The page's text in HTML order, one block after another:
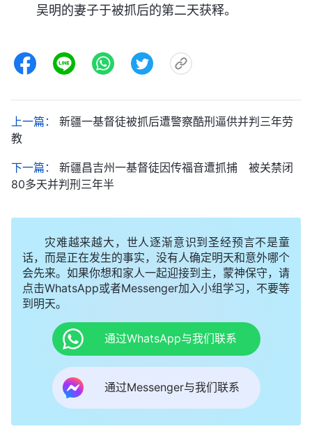
吴明的妻子于被抓后的第二天获释。
上一篇： 新疆一基督徒被抓后遭警察酷刑逼供并判三年劳
教
下一篇： 新疆昌吉州一基督徒因传福音遭抓捕 被关禁闭
80多天并判刑三年半
灾难越来越大，世人逐渐意识到圣经预言不是童
话，而是正在发生的事实，没有人确定明天和意外哪个
会先来。如果你想和家人一起迎接到主，蒙神保守，请
点击WhatsApp或者Messenger加入小组学习，不要等
到明天。
通过WhatsApp与我们联系
通过Messenger与我们联系